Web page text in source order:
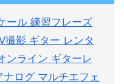
ール 練習フレーズ
撮影 ギター レンタ
ンライン ギターレ
ナログ マルチエフェ